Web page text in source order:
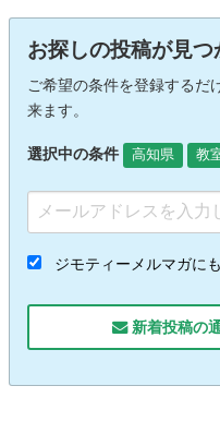
お探しの投稿が見
ご希望の条件を登録するだ
来ます。
選択中の条件 高知県 教
ジモティーメルマガに
新着投稿の